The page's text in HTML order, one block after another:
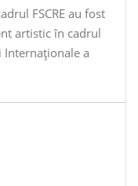
FSCRE au fost
artistic în cadrul
Internaționale a